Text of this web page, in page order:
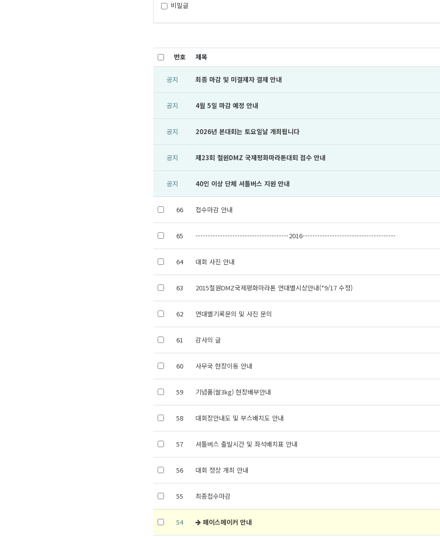
비밀글
번호 제목
공지 최종 마감 및 미결제자 결제 안내
공지 4월 5일 마감 예정 안내
공지 2026년 본대회는 토요일날 개최됩니다
공지 제23회 철원DMZ 국제평화마라톤대회 접수 안내
공지 40인 이상 단체 셔틀버스 지원 안내
66 접수마감 안내
65 --------------------------------------2016--------------------------------------
64 대회 사진 안내
63 2015철원DMZ국제평화마라톤 연대별시상안내(*9/17 수정)
62 연대별기록문의 및 사진 문의
61 감사의 글
60 사무국 현장이동 안내
59 기념품(쌀3kg) 현장배부안내
58 대회장안내도 및 부스배치도 안내
57 셔틀버스 출발시간 및 좌석배치표 안내
56 대회 정상 개최 안내
55 최종접수마감
54 페이스메이커 안내